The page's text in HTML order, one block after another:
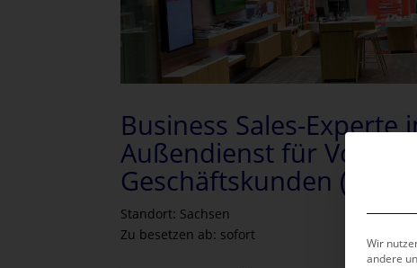
Business Sales-Experte
Außendienst für
Geschäftskunden (m/w/
Standort: Sachsen
Zu besetzen ab: sofort
Wir
andere